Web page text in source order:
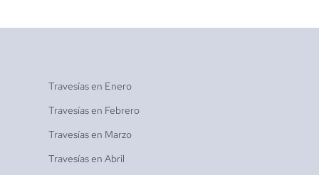
Travesías en Enero
Travesías en Febrero
Travesías en Marzo
Travesías en Abril